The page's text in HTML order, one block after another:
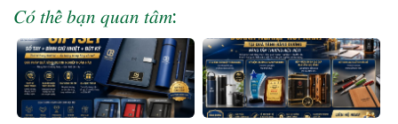
𝐶𝑜́ 𝑡ℎ𝑒̂̉ 𝑏𝑎̣𝑛 𝑞𝑢𝑎𝑛 𝑡𝑎̂𝑚: